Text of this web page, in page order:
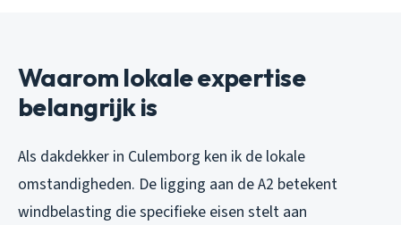
Waarom lokale expertise
belangrijk is
Als dakdekker in Culemborg ken ik de lokale
omstandigheden. De ligging aan de A2 betekent
windbelasting die specifieke eisen stelt aan